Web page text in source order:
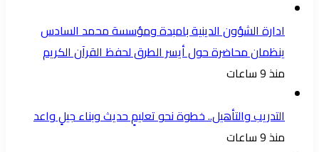
ادارة الشؤون الدينية بامبدة ومؤسسة محمد السادس
ينظمان محاضرة حول أيسر الطرق لحفظ القرآن الكريم
منذ 9 ساعات
التدريب والتأهيل.. خطوة نحو تعليمٍ حديث وبناء جيلٍ واعد
منذ 9 ساعات